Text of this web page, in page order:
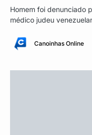
Homem foi denunciado
médico judeu
Canoinhas Online